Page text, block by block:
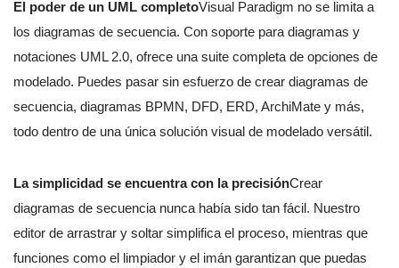
El poder de un UML completoVisual Paradigm no se limita a
los diagramas de secuencia. Con soporte para diagramas y
notaciones UML 2.0, ofrece una suite completa de opciones de
modelado. Puedes pasar sin esfuerzo de crear diagramas de
secuencia, diagramas BPMN, DFD, ERD, ArchiMate y más,
todo dentro de una única solución visual de modelado versátil.
La simplicidad se encuentra con la precisiónCrear
diagramas de secuencia nunca había sido tan fácil. Nuestro
editor de arrastrar y soltar simplifica el proceso, mientras que
funciones como el limpiador y el imán garantizan que puedas